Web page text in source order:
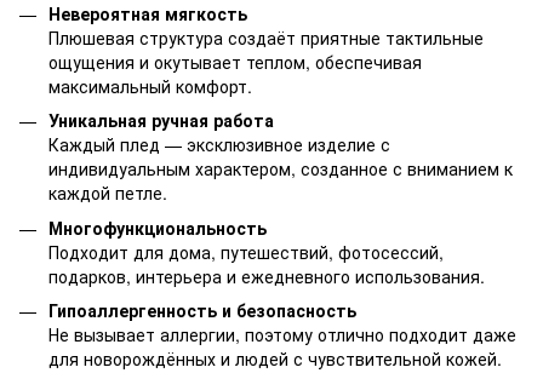
Невероятная мягкость
Плюшевая структура создаёт приятные тактильные
ощущения и окутывает теплом, обеспечивая
максимальный комфорт.
Уникальная ручная работа
Каждый плед — эксклюзивное изделие с
индивидуальным характером, созданное с вниманием к
каждой петле.
Многофункциональность
Подходит для дома, путешествий, фотосессий,
подарков, интерьера и ежедневного использования.
Гипоаллергенность и безопасность
Не вызывает аллергии, поэтому отлично подходит даже
для новорождённых и людей с чувствительной кожей.